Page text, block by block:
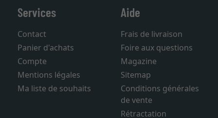
Services
Contact
Panier d'achats
Compte
Mentions légales
Ma liste de souhaits
Aide
Frais de livraison
Foire aux questions
Magazine
Sitemap
Conditions générales
de vente
Rétractation